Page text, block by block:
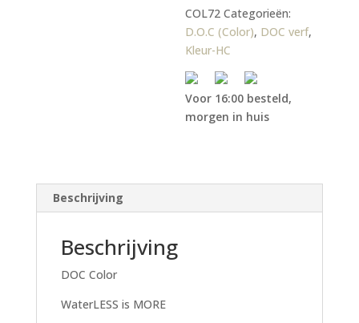
COL72Categorieën:
D.O.C (Color), DOC verf,
Kleur-HC
Voor 16:00 besteld,
morgen in huis
Beschrijving
Beschrijving
DOC Color
WaterLESS is MORE